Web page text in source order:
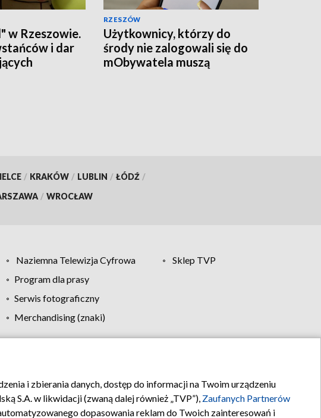
w Rzeszowie.
i dar
RZESZÓW
Użytkownicy, którzy do
środy nie zalogowali się do
mObywatela muszą
/ KRAKÓW / LUBLIN / ŁÓDŹ /
/ WROCŁAW
Naziemna Telewizja Cyfrowa
Sklep TVP
Program dla prasy
Serwis fotograficzny
Merchandising (znaki)
Biuro reklamy Kontakt
i zbierania danych, dostęp do informacji na Twoim urządzeniu
S.A. w likwidacji (zwaną dalej również „TVP”), Zaufanych Partnerów
dopasowania reklam do Twoich zainteresowań i